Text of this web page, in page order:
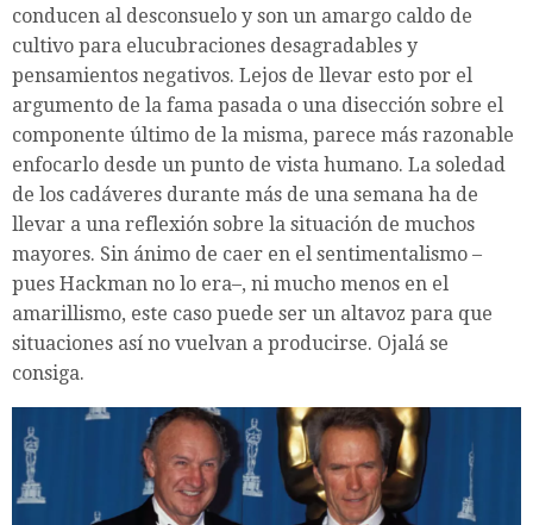
conducen al desconsuelo y son un amargo caldo de
cultivo para elucubraciones desagradables y
pensamientos negativos. Lejos de llevar esto por el
argumento de la fama pasada o una disección sobre el
componente último de la misma, parece más razonable
enfocarlo desde un punto de vista humano. La soledad
de los cadáveres durante más de una semana ha de
llevar a una reflexión sobre la situación de muchos
mayores. Sin ánimo de caer en el sentimentalismo –
pues Hackman no lo era–, ni mucho menos en el
amarillismo, este caso puede ser un altavoz para que
situaciones así no vuelvan a producirse. Ojalá se
consiga.